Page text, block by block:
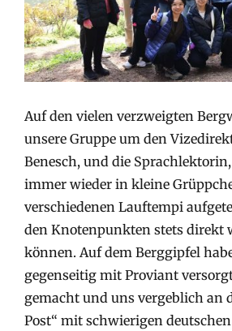
Auf den vielen verzweigten
unsere Gruppe um den
Benesch, und die
immer wieder in kleine
verschiedenen Lauftempi
den Knotenpunkten stets direkt
können. Auf dem Berggipfel
gegenseitig mit Proviant
gemacht und uns vergeblich an
Post“ mit schwierigen